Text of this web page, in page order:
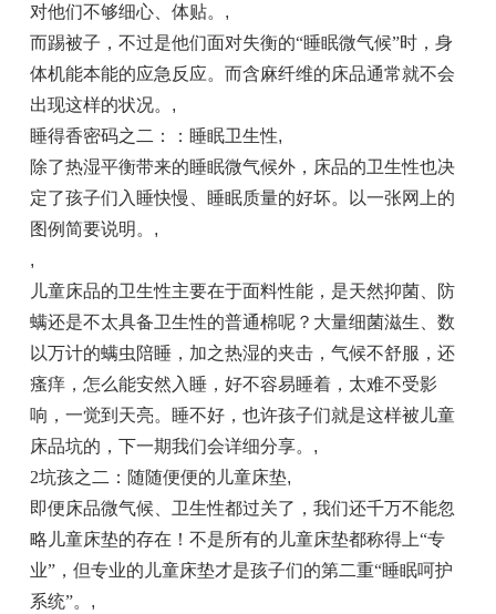
对他们不够细心、体贴。 ,
而踢被子，不过是他们面对失衡的“睡眠微气候”时，身
体机能本能的应急反应。而含麻纤维的床品通常就不会
出现这样的状况。 ,
睡得香密码之二：：睡眠卫生性,
除了热湿平衡带来的睡眠微气候外，床品的卫生性也决
定了孩子们入睡快慢、睡眠质量的好坏。以一张网上的
图例简要说明。 ,
,
儿童床品的卫生性主要在于面料性能，是天然抑菌、防
螨还是不太具备卫生性的普通棉呢？大量细菌滋生、数
以万计的螨虫陪睡，加之热湿的夹击，气候不舒服，还
瘙痒，怎么能安然入睡，好不容易睡着，太难不受影
响，一觉到天亮。睡不好，也许孩子们就是这样被儿童
床品坑的，下一期我们会详细分享。 ,
2坑孩之二：随随便便的儿童床垫,
即便床品微气候、卫生性都过关了，我们还千万不能忽
略儿童床垫的存在！不是所有的儿童床垫都称得上“专
业”，但专业的儿童床垫才是孩子们的第二重“睡眠呵护
系统”。 ,